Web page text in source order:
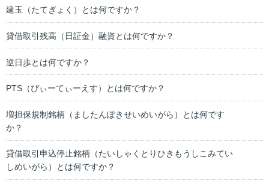
建玉（たてぎょく）とは何ですか？
貸借取引残高（日証金）融資とは何ですか？
逆日歩とは何ですか？
PTS（ぴぃーてぃーえす）とは何ですか？
増担保規制銘柄（ましたんぽきせいめいがら）とは何です
か？
貸借取引申込停止銘柄（たいしゃくとりひきもうしこみてい
しめいがら）とは何ですか？